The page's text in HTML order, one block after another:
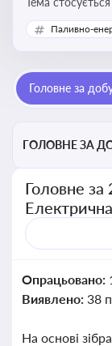
включаючи її
стимули для
Паливно-
Головне за
ГОЛОВНЕ ЗА
Головне
Опрацьовано:
Виявлено: 38
На основі